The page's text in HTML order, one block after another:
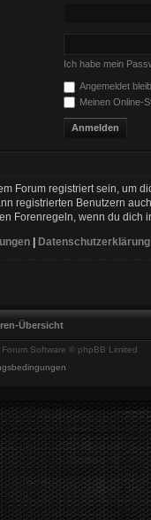
Ich habe mein
Angemeldet
Meinen Online-
Forum registriert sein, um
registrierten Benutzern
Forenregeln, wenn du dich
| Datenschutzerklärung
Übersicht
Software © phpBB Limited